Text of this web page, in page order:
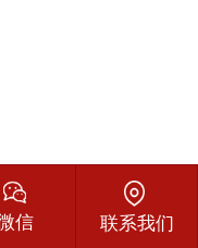
信 联系我们